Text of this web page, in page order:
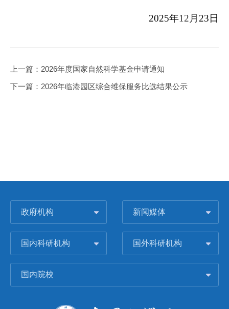
2025年12月 23日
上一篇： 2026年度国家自然科学基金申请通知
下一篇： 2026年临港园区综合维保服务比选结果公示
政府机构 新闻媒体
国内科研机构 国外科研机构
国内院校